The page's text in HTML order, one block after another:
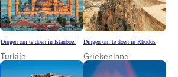
Dingen om te doen in Istanboel
Turkije
Dingen om te doen in Rhodos
Griekenland